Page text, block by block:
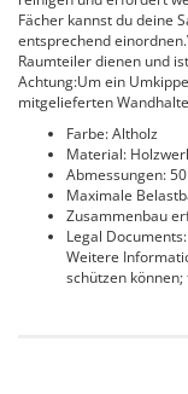
Fächer kannst du deine
entsprechend
Raumteiler dienen und
Achtung:Um ein
mitgelieferten
Farbe: Altholz
Material:
Abmessungen:
Maximale
Zusammenbau
Legal Documents:
Weitere
schützen können;